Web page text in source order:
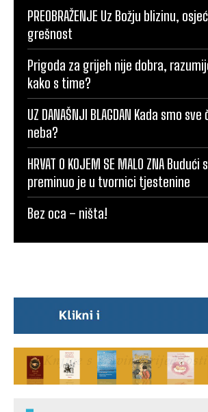
PREOBRAŽENJE Uz Božju blizinu,
grešnost
Prigoda za grijeh nije dobra,
kako s time?
UZ DANAŠNJI BLAGDAN Kada smo
neba?
HRVAT O KOJEM SE MALO ZNA
preminuo je u tvornici tjestenine
Bez oca – ništa!